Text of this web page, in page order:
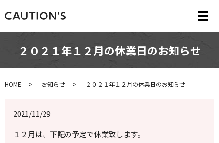
メ
２０２１年１２月の休業日のお知らせ
HOME お知らせ ２０２１年１２月の休業日のお知らせ
2021/11/29
１２月は、下記の予定で休業致します。